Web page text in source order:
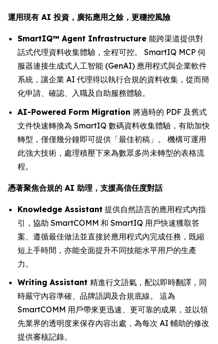
運用現有 AI 投資，廣拓應用之餘，更穩控風險
SmartIQ™ Agent Infrastructure 能跨渠道提供對
話式代理資料收集體驗，全程可控。 SmartIQ MCP 伺
服器連接生成式人工智能 (GenAI) 應用程式與企業軟件
系統，讓企業 AI 代理得以執行合規的資料收集，從而簡
化申請、確認、入職及自助服務體驗。
AI-Powered Form Migration 將過時的 PDF 及舊式
文件快速轉換為 SmartIQ 數碼資料收集體驗，有助加快
轉型，僅僅幾分鐘即可提供「最佳初稿」。 機構可運用
此強大技術，處理積壓下來為數眾多尚未轉型的表格流
程。
憑著聚焦合規的 AI 助理，支援高信任度對話
Knowledge Assistant 提供自然語言的應用程式內指
引，協助 SmartCOMM 和 SmartIQ 用戶快速獲取答
案、遵循最佳做法並直接於應用程式內完成任務，既縮
短上手時間，亦能全面提升不同技能水平用戶的生產
力。
Writing Assistant 精進行文語氣，配以即時翻譯，同
時嚴守內容準確、品牌語調及合規底線。 這為
SmartCOMM 用戶帶來更迅速、更可靠的成果，並以領
先業界的透明度來保存內容出處，為每次 AI 輔助的修改
提供審核記錄。